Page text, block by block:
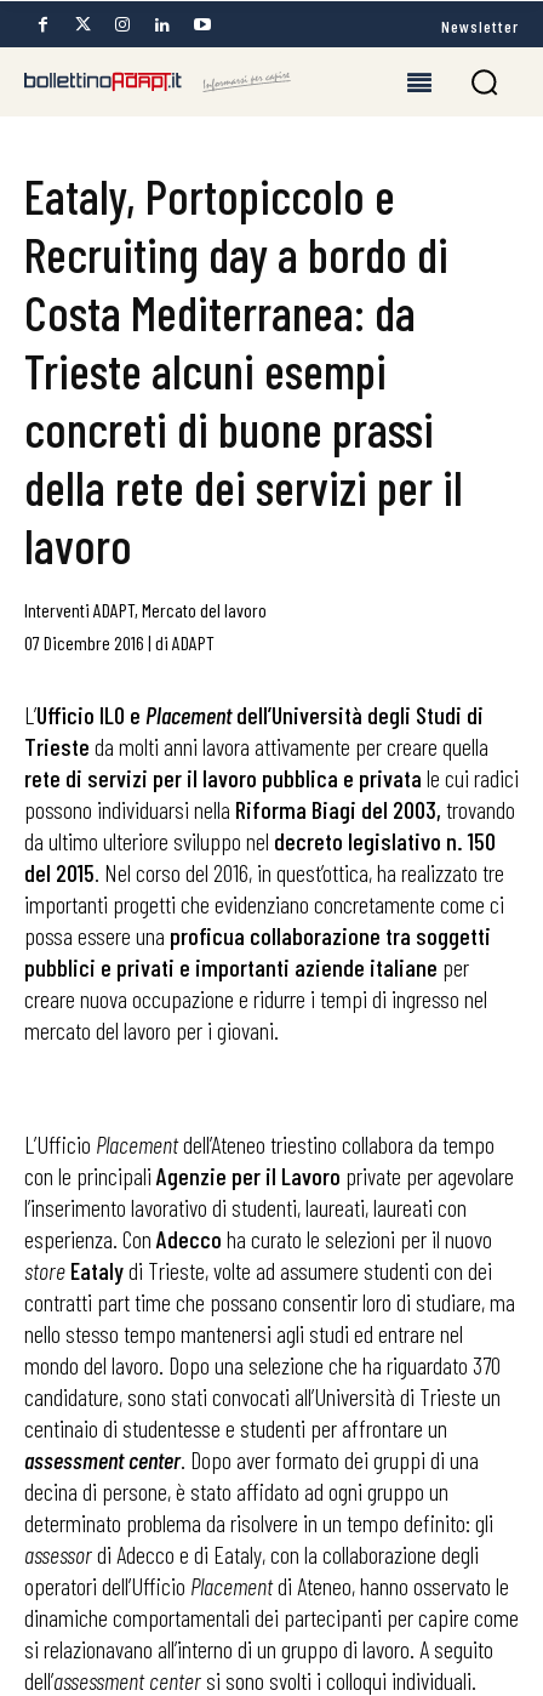
Newsletter
Eataly, Portopiccolo e
Recruiting day a bordo di
Costa Mediterranea: da
Trieste alcuni esempi
concreti di buone prassi
della rete dei servizi per il
lavoro
Interventi ADAPT, Mercato del lavoro
07 Dicembre 2016 | di ADAPT
L’Ufficio ILO e Placementdell’Università degli Studi di
Trieste da molti anni lavora attivamente per creare quella
rete di servizi per il lavoro pubblica e privata le cui radici
possono individuarsi nella Riforma Biagi del 2003, trovando
da ultimo ulteriore sviluppo nel decreto legislativo n. 150
del 2015. Nel corso del 2016, in quest’ottica, ha realizzato tre
importanti progetti che evidenziano concretamente come ci
possa essere una proficua collaborazione tra soggetti
pubblici e privati e importanti aziende italiane per
creare nuova occupazione e ridurre i tempi di ingresso nel
mercato del lavoro per i giovani.
L’Ufficio Placementdell’Ateneo triestino collabora da tempo
con le principali Agenzie per il Lavoro private per agevolare
l’inserimento lavorativo di studenti, laureati, laureati con
esperienza. Con Adecco ha curato le selezioni per il nuovo
store Eatalydi Trieste, volte ad assumere studenti con dei
contratti part time che possano consentir loro di studiare, ma
nello stesso tempo mantenersi agli studi ed entrare nel
mondo del lavoro. Dopo una selezione che ha riguardato 370
candidature, sono stati convocati all’Università di Trieste un
centinaio di studentesse e studenti per affrontare un
assessment center. Dopo aver formato dei gruppi di una
decina di persone, è stato affidato ad ogni gruppo un
determinato problema da risolvere in un tempo definito: gli
assessordi Adecco e di Eataly, con la collaborazione degli
operatori dell’Ufficio Placementdi Ateneo, hanno osservato le
dinamiche comportamentali dei partecipanti per capire come
si relazionavano all’interno di un gruppo di lavoro. A seguito
dell’assessment center si sono svolti i colloqui individuali.